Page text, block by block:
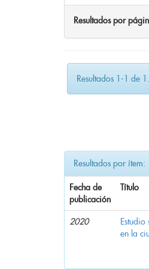
Resultados por
Resultados 1-1 de 1.
Resultados por ítem:
Fecha de
publicación
Título
2020
en la